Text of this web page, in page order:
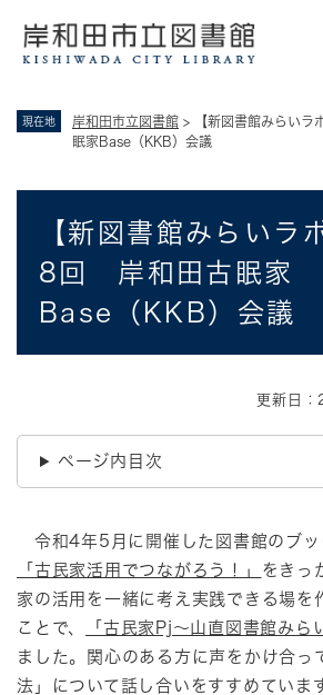
現在地 岸和田市立図書館 >
【新図書館みらい
眠家Base（KKB）会議
【新図書館みらいラ
8回 岸和田古眠家
Base（KKB）会議
更新日
ページ内目次
令和4年5月に開催した図書館のブッ
「古民家活用でつながろう！」 をきっ
家の活用を一緒に考え実践できる場を
ことで、
「古民家Pj～山直図書館みら
ました。関心のある方に声をかけ合っ
法」について話し合いをすすめていま